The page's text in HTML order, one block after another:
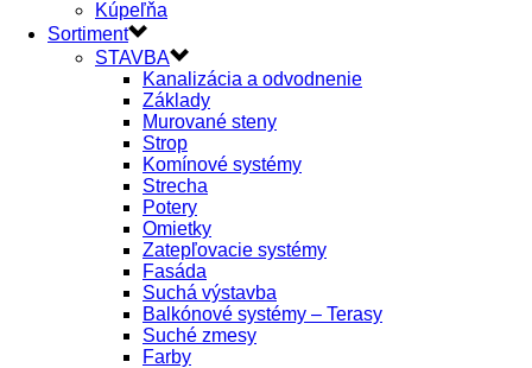
Kúpeľňa
Sortiment
STAVBA
Kanalizácia a odvodnenie
Základy
Murované steny
Strop
Komínové systémy
Strecha
Potery
Omietky
Zatepľovacie systémy
Fasáda
Suchá výstavba
Balkónové systémy – Terasy
Suché zmesy
Farby